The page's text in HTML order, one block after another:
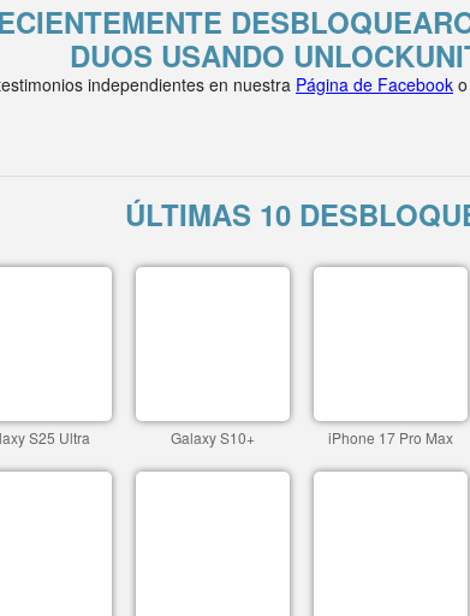
DUOS USANDO
independientes en nuestra Página de Facebook
ÚLTIMAS 10
S25 Ultra Galaxy S10+ iPhone 17 Pro Max